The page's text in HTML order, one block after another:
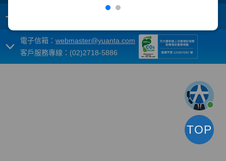
+
電子信箱： webmaster@yuanta.com
客戶服務專線：(02)2718-5886
TOP